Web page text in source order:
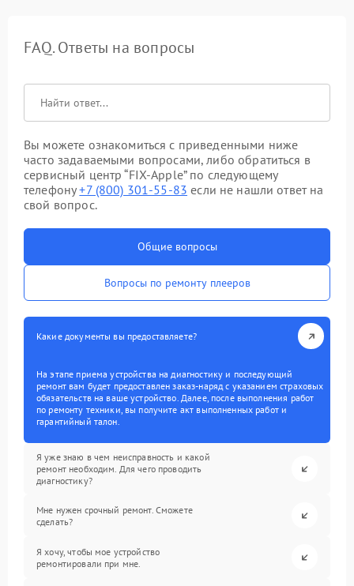
FAQ. Ответы на вопросы
Вы можете ознакомиться с приведенными ниже
часто задаваемыми вопросами, либо обратиться в
сервисный центр “FIX-Apple” по следующему
телефону+7 (800) 301-55-83 если не нашли ответ на
свой вопрос.
Общие вопросы
Вопросы по ремонту плееров
Какие документы вы предоставляете?
На этапе приема устройства на диагностику и последующий
ремонт вам будет предоставлен заказ-наряд с указанием страховых
обязательств на ваше устройство. Далее, после выполнения работ
по ремонту техники, вы получите акт выполненных работ и
гарантийный талон.
Я уже знаю в чем неисправность и какой
ремонт необходим. Для чего проводить
диагностику?
Мне нужен срочный ремонт. Сможете
сделать?
Я хочу, чтобы мое устройство
ремонтировали при мне.